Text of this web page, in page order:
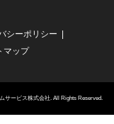
シーポリシー
マップ
サービス株式会社. All Rights Reserved.